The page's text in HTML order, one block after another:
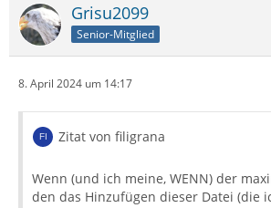
Grisu2099
Senior-Mitglied
8. April 2024 um 14:17
Zitat von filigrana
Wenn (und ich meine, WENN) der
den das Hinzufügen dieser Datei (die